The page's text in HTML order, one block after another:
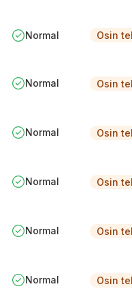
Normal Osin
Normal Osin
Normal Osin
Normal Osin
Normal Osin
Normal Osin